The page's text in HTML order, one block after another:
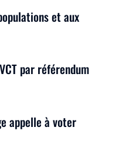
et aux
par référendum
appelle à voter